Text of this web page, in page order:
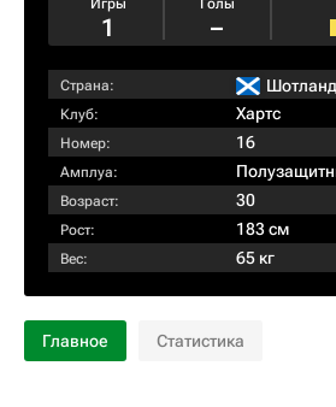
Игры
1
Голы
–
Страна:
Клуб: Хартс
Номер: 16
Амплуа:
Возраст: 30
Рост: 183 см
Вес: 65 кг
Главное Статистика